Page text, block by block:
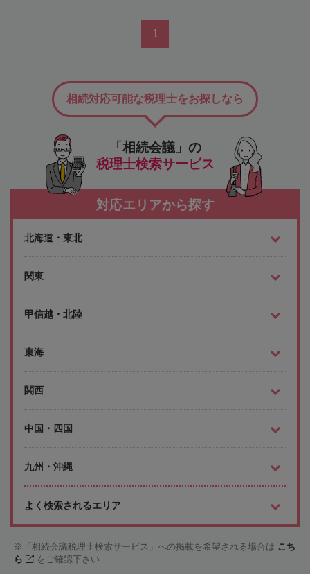
1
「相続会議」の
税理士検索サービス
相続対応可能な税理士をお探しなら
対応エリアから探す
北海道・東北
関東
甲信越・北陸
東海
関西
中国・四国
九州・沖縄
よく検索されるエリア
「相続会議税理士検索サービス」への掲載を希望される場合は こち
ら
をご確認下さい